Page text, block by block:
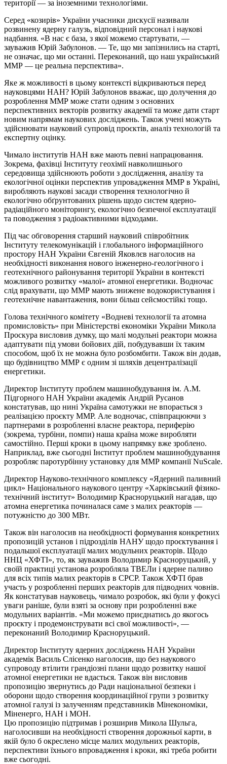
території — за іноземними технологіями.
Серед «козирів» України учасники дискусії називали
розвинену ядерну галузь, відповідний персонал і наукові
надбання. «В нас є база, з якої можемо стартувати, —
зауважив Юрій Забулонов. — Те, що ми запізнились на старті,
не означає, що ми останні. Переконаний, що наш український
ММР — це реальна перспектива».
Яке ж можливості в цьому контексті відкриваються перед
науковцями НАН? Юрій Забулонов вважає, що долучення до
розроблення ММР може стати одним з основних
перспективних векторів розвитку академії та може дати старт
новим напрямам наукових досліджень. Також учені можуть
здійснювати науковий супровід проєктів, аналіз технологій та
експертну оцінку.
Чимало інститутів НАН вже мають певні напрацювання.
Зокрема, фахівці Інституту геохімії навколишнього
середовища здійснюють роботи з дослідження, аналізу та
екологічної оцінки перспектив упровадження ММР в Україні,
виробляють наукові засади створення технологічно й
екологічно обґрунтованих рішень щодо систем ядерно-
радіаційного моніторингу, екологічно безпечної експлуатації
та поводження з радіоактивними відходами.
Під час обговорення старший науковий співробітник
Інституту телекомунікацій і глобального інформаційного
простору НАН України Євгеній Яковлєв наголосив на
необхідності виконання нового інженерно-геологічного і
геотехнічного районування території України в контексті
можливого розвитку «малої» атомної енергетики. Водночас
слід врахувати, що ММР мають знижене водокористування і
геотехнічне навантаження, вони більш сейсмостійкі тощо.
Голова технічного комітету «Водневі технології та атомна
промисловість» при Міністерстві економіки України Микола
Проскура висловив думку, що малі модульні реактори можна
адаптувати під умови бойових дій, побудувавши їх таким
способом, щоб їх не можна було розбомбити. Також він додав,
що будівництво ММР є одним зі шляхів децентралізації
енергетики.
Директор Інституту проблем машинобудування ім. А.М.
Підгорного НАН України академік Андрій Русанов
констатував, що нині Україна самотужки не впорається з
реалізацією проєкту ММР. Але водночас, співпрацюючи з
партнерами в розробленні власне реактора, периферію
(зокрема, турбіни, помпи) наша країна може виробляти
самостійно. Перші кроки в цьому напрямку вже зроблено.
Наприклад, вже сьогодні Інститут проблем машинобудування
розробляє паротурбінну установку для ММР компанії NuScale.
Директор Науково-технічного комплексу «Ядерний паливний
цикл» Національного наукового центру «Харківський фізико-
технічний інститут» Володимир Красноруцький нагадав, що
атомна енергетика починалася саме з малих реакторів —
потужністю до 300 МВт.
Також він наголосив на необхідності формування конкретних
пропозицій установ і підрозділів НАНУ щодо проєктування і
подальшої експлуатації малих модульних реакторів. Щодо
ННЦ «ХФТІ», то, як зауважив Володимир Красноруцький, у
своїй практиці установа розробляла ТВЕЛи і ядерне паливо
для всіх типів малих реакторів в СРСР. Також ХФТІ брав
участь у розробленні перших реакторів для підводних човнів.
Як констатував науковець, чимало розробок, які були у фокусі
уваги раніше, були взяті за основу при розробленні вже
модульних варіантів. «Ми можемо приєднатись до якогось
проєкту і продемонструвати всі свої можливості», —
переконаний Володимир Красноруцький.
Директор Інституту ядерних досліджень НАН України
академік Василь Слісенко наголосив, що без наукового
супроводу втілити грандіозні плани щодо розвитку нашої
атомної енергетики не вдасться. Також він висловив
пропозицію звернутись до Ради національної безпеки і
оборони щодо створення координаційної групи з розвитку
атомної галузі із залученням представників Мінекономіки,
Міненерго, НАН і МОН.
Цю пропозицію підтримав і розширив Микола Шульга,
наголосивши на необхідності створення дорожньої карти, в
якій було б окреслено місце малих модульних реакторів,
перспективи їхнього впровадження і кроки, які треба робити
вже сьогодні.